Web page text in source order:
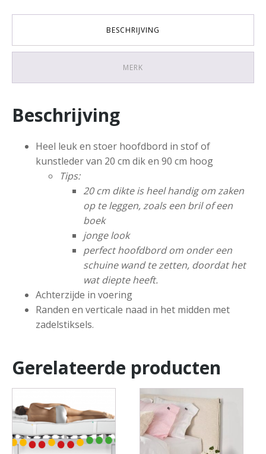
BESCHRIJVING
MERK
Beschrijving
Heel leuk en stoer hoofdbord in stof of
kunstleder van 20 cm dik en 90 cm hoog
Tips:
20 cm dikte is heel handig om zaken
op te leggen, zoals een bril of een
boek
jonge look
perfect hoofdbord om onder een
schuine wand te zetten, doordat het
wat diepte heeft.
Achterzijde in voering
Randen en verticale naad in het midden met
zadelstiksels.
Gerelateerde producten